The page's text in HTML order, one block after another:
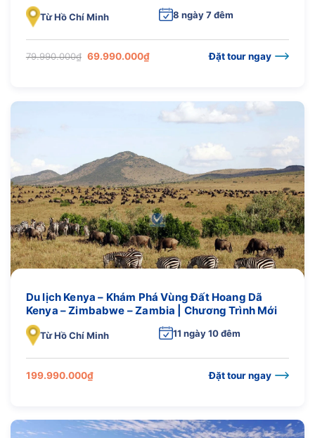
Từ Hồ Chí Minh 8 ngày 7 đêm
79.990.000₫ Giá
69.990.000₫Giá
hiện
Đặt tour ngay
Du lịch Kenya – Khám Phá Vùng Đất Hoang Dã
Kenya – Zimbabwe – Zambia | Chương Trình Mới
Từ Hồ Chí Minh 11 ngày 10 đêm
199.990.000₫ Đặt tour ngay